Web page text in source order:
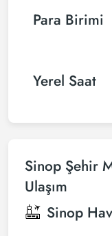
Para Birimi
Yerel Saat
Sinop Şehir
Ulaşım
Sinop